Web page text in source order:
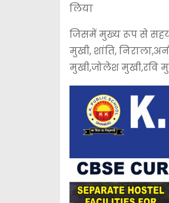
लिया
जिसमें मुख्य रूप से
मुखी, शांति,
मुखी,जोलेश मुखी,रवि